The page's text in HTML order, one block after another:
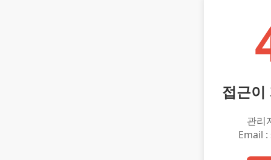
접근이
관리
Email